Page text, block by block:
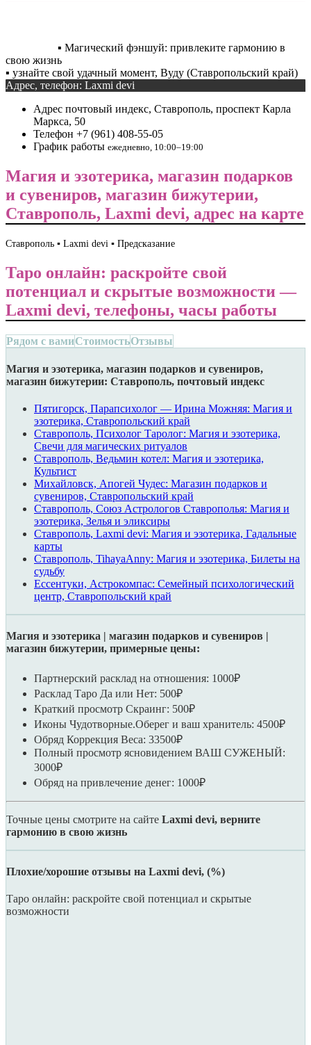
▪️ Магический фэншуй: привлеките гармонию в
свою жизнь
▪️ узнайте свой удачный момент, Вуду (Ставропольский край)
Адрес, телефон: Laxmi devi
Адрес почтовый индекс, Ставрополь, проспект Карла
Маркса, 50
Телефон +7 (961) 408-55-05
График работы ежедневно, 10:00–19:00
Магия и эзотерика, магазин подарков
и сувениров, магазин бижутерии,
Ставрополь, Laxmi devi, адрес на карте
Ставрополь ▪️ Laxmi devi ▪️ Предсказание
Таро онлайн: раскройте свой
потенциал и скрытые возможности —
Laxmi devi, телефоны, часы работы
Рядом с вамиСтоимостьОтзывы
Магия и эзотерика, магазин подарков и сувениров,
магазин бижутерии: Ставрополь, почтовый индекс
Пятигорск, Парапсихолог — Ирина Можняя: Магия и
эзотерика, Ставропольский край
Ставрополь, Психолог Таролог: Магия и эзотерика,
Свечи для магических ритуалов
Ставрополь, Ведьмин котел: Магия и эзотерика,
Культист
Михайловск, Апогей Чудес: Магазин подарков и
сувениров, Ставропольский край
Ставрополь, Союз Астрологов Ставрополья: Магия и
эзотерика, Зелья и эликсиры
Ставрополь, Laxmi devi: Магия и эзотерика, Гадальные
карты
Ставрополь, TihayaAnny: Магия и эзотерика, Билеты на
судьбу
Ессентуки, Астрокомпас: Семейный психологический
центр, Ставропольский край
Магия и эзотерика | магазин подарков и сувениров |
магазин бижутерии, примерные цены:
Партнерский расклад на отношения: 1000₽
Расклад Таро Да или Нет: 500₽
Краткий просмотр Скраинг: 500₽
Иконы Чудотворные.Оберег и ваш хранитель: 4500₽
Обряд Коррекция Веса: 33500₽
Полный просмотр ясновидением ВАШ СУЖЕНЫЙ:
3000₽
Обряд на привлечение денег: 1000₽
Точные цены смотрите на сайте Laxmi devi, верните
гармонию в свою жизнь
Плохие/хорошие отзывы на Laxmi devi, (%)
Таро онлайн: раскройте свой потенциал и скрытые
возможности